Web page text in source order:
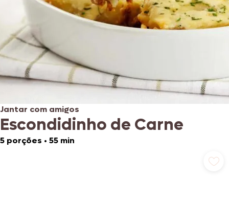
Jantar com amigos
Escondidinho de Carne
5 porções • 55 min